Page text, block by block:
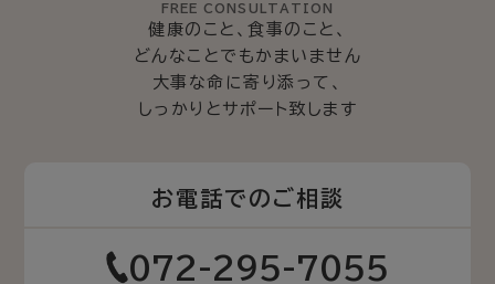
FREE CONSULTATION
健康のこと、食事のこと、
どんなことでもかまいません
大事な命に寄り添って、
しっかりとサポート致します
お電話でのご相談
072-295-7055